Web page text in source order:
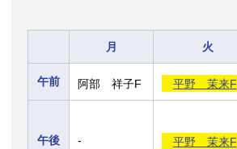
月 火
午前 阿部 祥子F 平野 茉来F
午後 - 平野 茉来F